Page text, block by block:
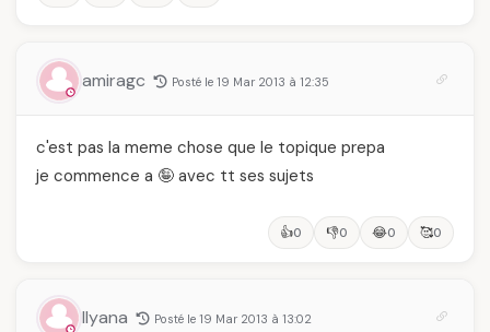
amiragc Posté le 19 Mar 2013 à 12:35
c'est pas la meme chose que le topique prepa
je commence a 🤪 avec tt ses sujets
👍0 👎0 😂0 🥰0
Ilyana Posté le 19 Mar 2013 à 13:02